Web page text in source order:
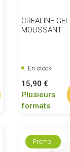
CREALINE GEL
MOUSSANT
En stock
Prix
15,90 €
Plusieurs
formats
Promo !